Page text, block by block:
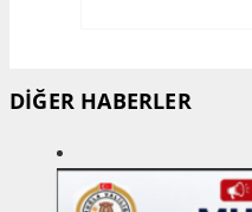
DİĞER HABERLER